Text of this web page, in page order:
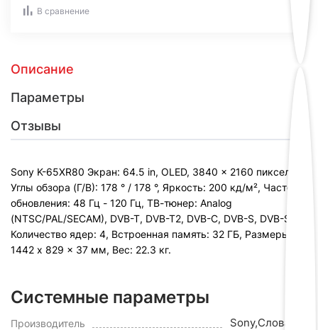
В сравнение
Описание
Параметры
Отзывы
Sony K-65XR80 Экран: 64.5 in, OLED, 3840 x 2160 пикселей,
Углы обзора (Г/В): 178 ° / 178 °, Яркость: 200 кд/м², Частота
обновления: 48 Гц - 120 Гц, ТВ-тюнер: Analog
(NTSC/PAL/SECAM), DVB-T, DVB-T2, DVB-C, DVB-S, DVB-S2,
Количество ядер: 4, Встроенная память: 32 ГБ, Размеры:
1442 x 829 x 37 мм, Вес: 22.3 кг.
Системные параметры
Производитель Sony,Словакия